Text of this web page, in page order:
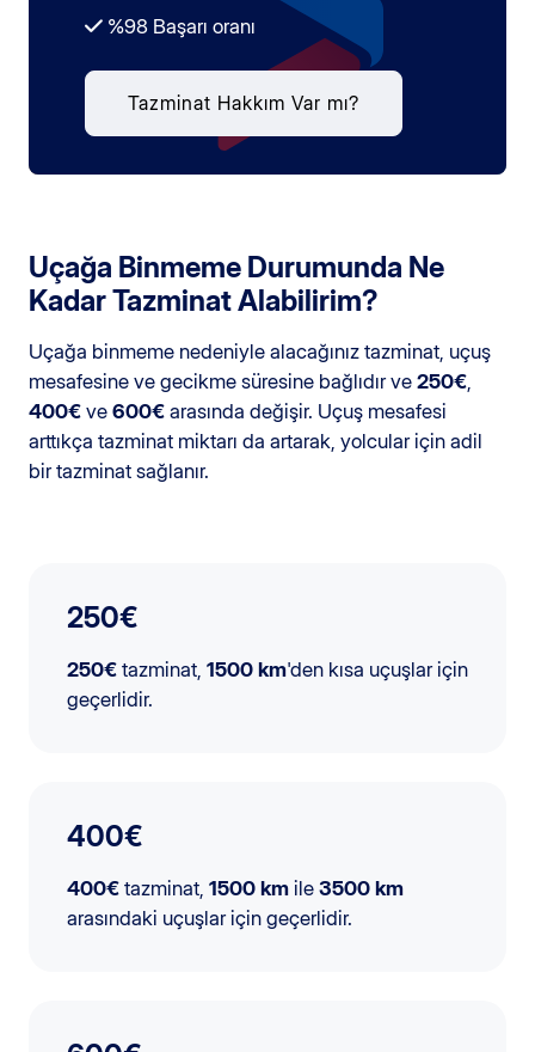
%98 Başarı oranı
Tazminat Hakkım Var mı?
Uçağa Binmeme Durumunda Ne
Kadar Tazminat Alabilirim?
Uçağa binmeme nedeniyle alacağınız tazminat, uçuş
mesafesine ve gecikme süresine bağlıdır ve 250€
400€ ve 600€ arasında değişir. Uçuş mesafesi
arttıkça tazminat miktarı da artarak, yolcular için adil
bir tazminat sağlanır.
250€
250€ tazminat, 1500 km'den kısa uçuşlar için
geçerlidir.
400€
400€ tazminat, 1500 km ile 3500 km
arasındaki uçuşlar için geçerlidir.